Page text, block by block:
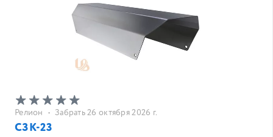
Релион • Забрать 26 октября 2026 г.
СЗК-23